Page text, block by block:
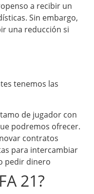
a recibir un
Sin embargo,
una reducción si
tenemos las
de jugador con
podremos ofrecer.
contratos
para intercambiar
pedir dinero
21?